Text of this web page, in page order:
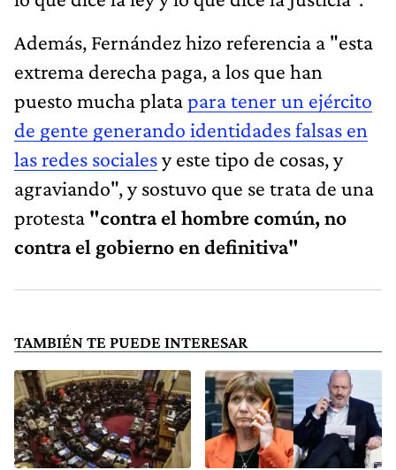
Además, Fernández hizo referencia a "esta
extrema derecha paga, a los que han
puesto mucha platapara tener un ejército
de gente generando identidades falsas en
las redes socialesy este tipo de cosas, y
agraviando", y sostuvo que se trata de una
protesta "contra el hombre común, no
contra el gobierno en definitiva"
TAMBIÉN TE PUEDE INTERESAR